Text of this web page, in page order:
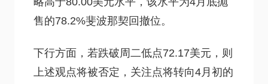
售的78.2%斐波那契回撤位。
下行方面，若跌破周二低点72.17美元，则
上述观点将被否定，关注点将转向4月初的